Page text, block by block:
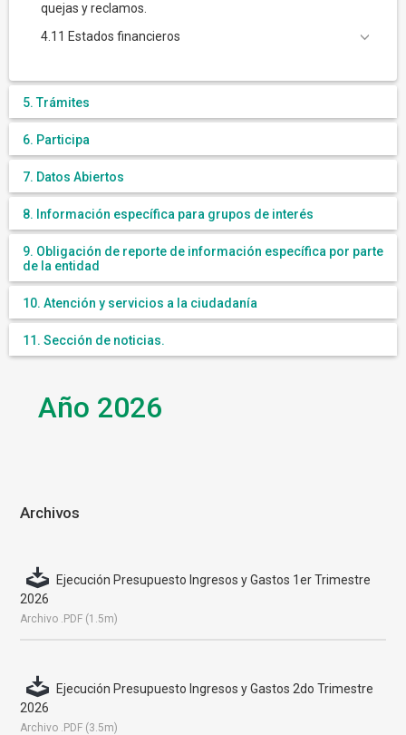
quejas y reclamos.
4.11 Estados financieros
5. Trámites
6. Participa
7. Datos Abiertos
8. Información específica para grupos de interés
9. Obligación de reporte de información específica por parte
de la entidad
10. Atención y servicios a la ciudadanía
11. Sección de noticias.
Año 2026
Archivos
Ejecución Presupuesto Ingresos y Gastos 1er Trimestre
2026
Archivo .PDF (1.5m)
Ejecución Presupuesto Ingresos y Gastos 2do Trimestre
2026
Archivo .PDF (3.5m)